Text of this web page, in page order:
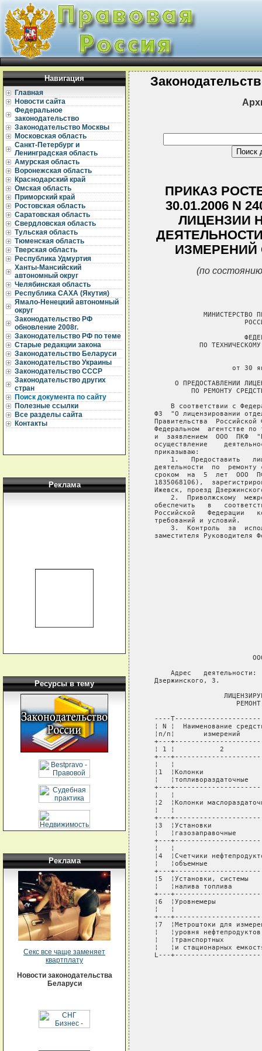
Навигация
Главная
Новости сайта
Федеральное
законодательство
Законодательство Москвы
Московская область
Санкт-Петербург и
Ленинградская область
Амурская область
Воронежская область
Краснодарский край
Омская область
Приморский край
Ростовская область
Саратовская область
Свердловская область
Тульская область
Тюменская область
Тверская область
Республика Удмуртия
Ханты-Мансийский
автономный округ
Челябинская область
Республика САХА (Якутия)
Ямало-Ненецкий автономный
округ
Законодательство РФ
обновление 2008г.
Законодательство РФ по теме
Старые редакции закона
Законодательство Беларуси
Законодательство Украины
Законодательство СССР
Законодательство других
стран
Поиск документа по сайту
Полезные ссылки
Все разделы сайта
Контакты
Реклама
Ресурсы в тему
Реклама
Секс все чаще заменяет
квартплату
Новости законодательства
Беларуси
ПРИКАЗ
30.01.2006 N
ЛИЦЕНЗИИ
ИЗМЕРЕНИЙ
(по
МИНИСТЕРСТВО
ПО
от 30
О ПРЕДОСТАВЛЕНИИ
ПО РЕМОНТУ
В соответствии с
ФЗ  "О лицензировании
Правительства  Российской
Федеральном  агентстве по
и  заявлением  ООО  ПКФ
осуществление
   приказываю:
1.   Предоставить
деятельности  по  ремонту
сроком  на  5  лет  ООО
1835068106),
Ижевск, проезд
2.  Приволжскому
обеспечить   в
Российской   Федерации
   требований и условий.
3.  Контроль  за
заместителя Руководителя
Адрес   деятельности:
   Дзержинского, 3.
----
¦ N ¦  Наименование
¦п/п¦       измерений
+---
¦ 1 ¦           2
+---
¦   ¦
¦1  ¦Колонки
¦   ¦топливораздаточные
+---
¦   ¦
¦2  ¦Колонки
¦   ¦
+---
¦3  ¦Установки
¦   ¦газозаправочные
+---
¦   ¦
¦4  ¦Счетчики
¦   ¦объемные
+---
¦5  ¦Установки, системы
¦   ¦налива топлива
+---
¦6  ¦Уровнемеры
¦   ¦
+---
¦7  ¦Метроштоки для
¦   ¦уровня
¦   ¦транспортных
¦   ¦и стационарных
L---